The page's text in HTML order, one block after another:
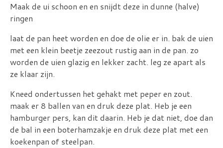
Maak de ui schoon en en snijdt deze in dunne (halve)
ringen
laat de pan heet worden en doe de olie er in. bak de uien
met een klein beetje zeezout rustig aan in de pan. zo
worden de uien glazig en lekker zacht. leg ze apart als
ze klaar zijn.
Kneed ondertussen het gehakt met peper en zout.
maak er 8 ballen van en druk deze plat. Heb je een
hamburger pers, kan dit daarin. Heb je dat niet, doe dan
de bal in een boterhamzakje en druk deze plat met een
koekenpan of steelpan.